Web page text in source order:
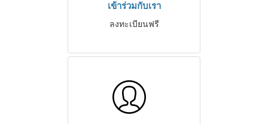
เข้าร่วมกับเรา
ลงทะเบียนฟรี